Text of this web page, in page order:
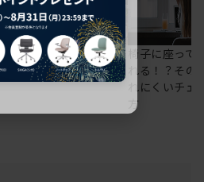
在宅ワークにおすすめ
のオフィスチェア5選
椅子に座っ
れる！？その
れにくいチェ
方